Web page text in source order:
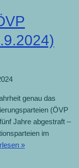
genau das
(ÖVP
Jahre abgestraft –
im
»